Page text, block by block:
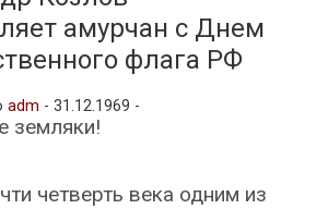
и
амурчан с Днем
флага РФ
adm - 31.12.1969 -
земляки!
четверть века одним из